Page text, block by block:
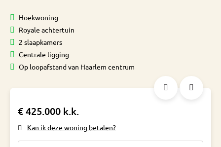
Hoekwoning
Royale achtertuin
2 slaapkamers
Centrale ligging
Op loopafstand van Haarlem centrum
€ 425.000 k.k.
Kan ik deze woning betalen?